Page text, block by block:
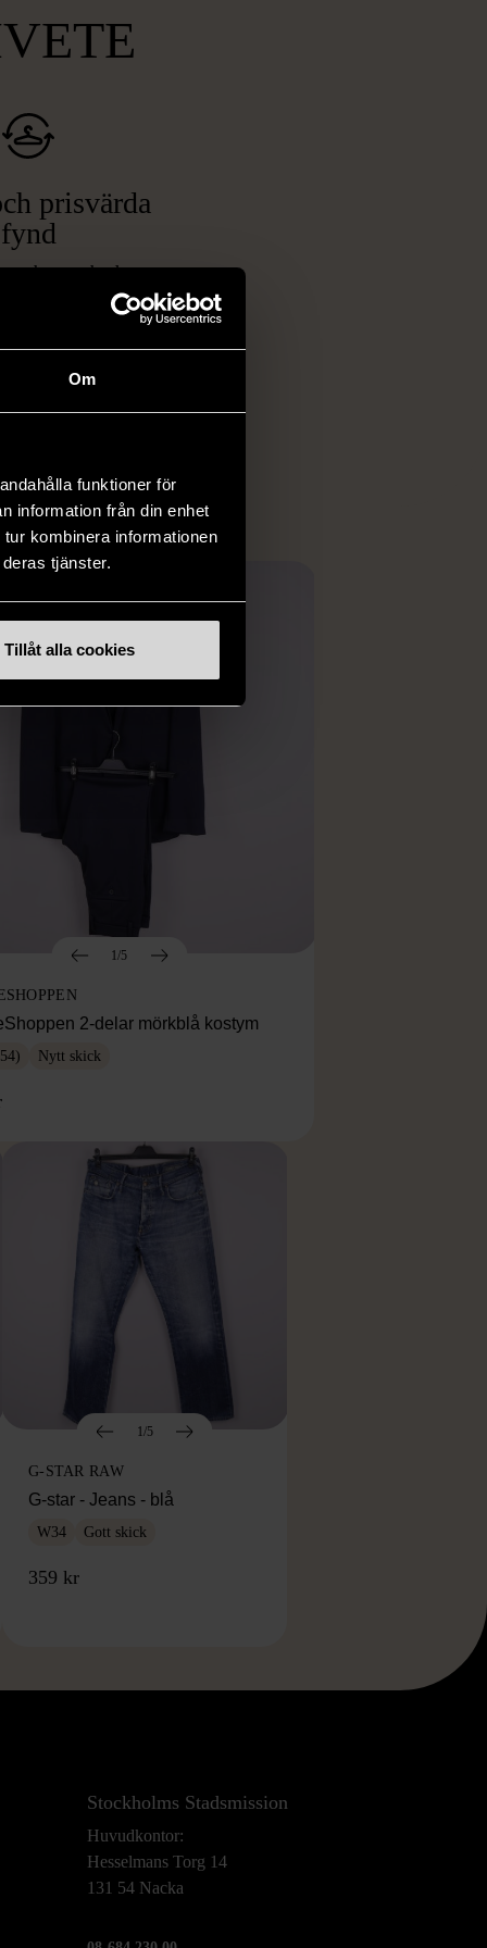
Om
funktioner för
information från din enhet
kombinera informationen
tjänster.
Tillåt alla cookies
prisvärda
fynd
ett brett utbud av
kläder och möbler
elektronik i våra
föremål som
vanliga butiker.
1/5
2-delar mörkblå kostym
Nytt skick
1/5
G-STAR RAW
G-star - Jeans - blå
W34 Gott skick
359 kr
Stockholms Stadsmission
Huvudkontor:
Hesselmans Torg 14
131 54 Nacka